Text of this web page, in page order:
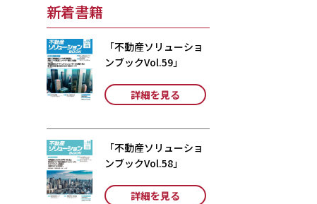
新着書籍
「不動産ソリューショ
ンブックVol.59」
詳細を見る
「不動産ソリューショ
ンブックVol.58」
詳細を見る